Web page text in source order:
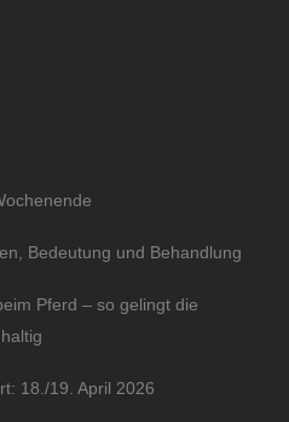
Bedeutung und Behandlung
Pferd – so gelingt die
18./19. April 2026